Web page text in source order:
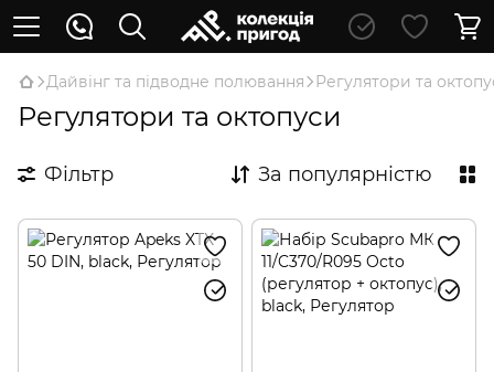
Дайвінг та підводне полювання Регулятори та
Регулятори та октопуси
Фільтр За популярністю